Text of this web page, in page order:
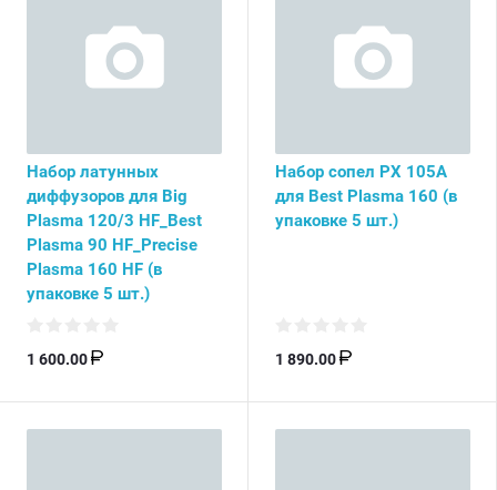
Набор латунных
диффузоров для Big
Plasma 120/3 HF_Best
Plasma 90 HF_Precise
Plasma 160 HF (в
упаковке 5 шт.)
1 600.00
Набор сопел PX 105А
для Best Plasma 160 (в
упаковке 5 шт.)
1 890.00